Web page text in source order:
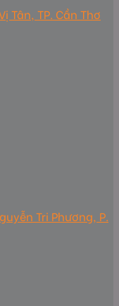
Tân, TP. Cần Thơ
Tri Phương, P.